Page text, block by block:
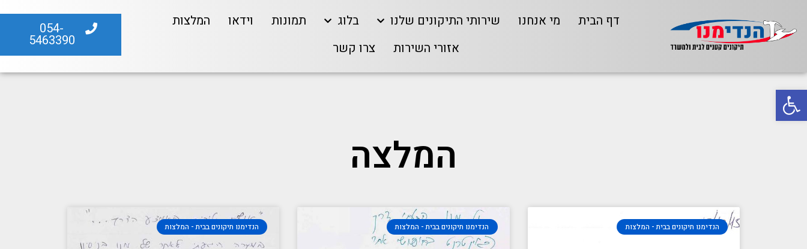
פתח סרגל נגישות
דף הבית מי אנחנו שירותי התיקונים שלנו בלוג תמונות וידאו
המלצות
אזורי השירות
צרו קשר
054-
5463390
המלצה
הנדימנו תיקונים בבית - המלצות הנדימנו תיקונים בבית - המלצות הנדימנו תיקונים בבית - המלצות